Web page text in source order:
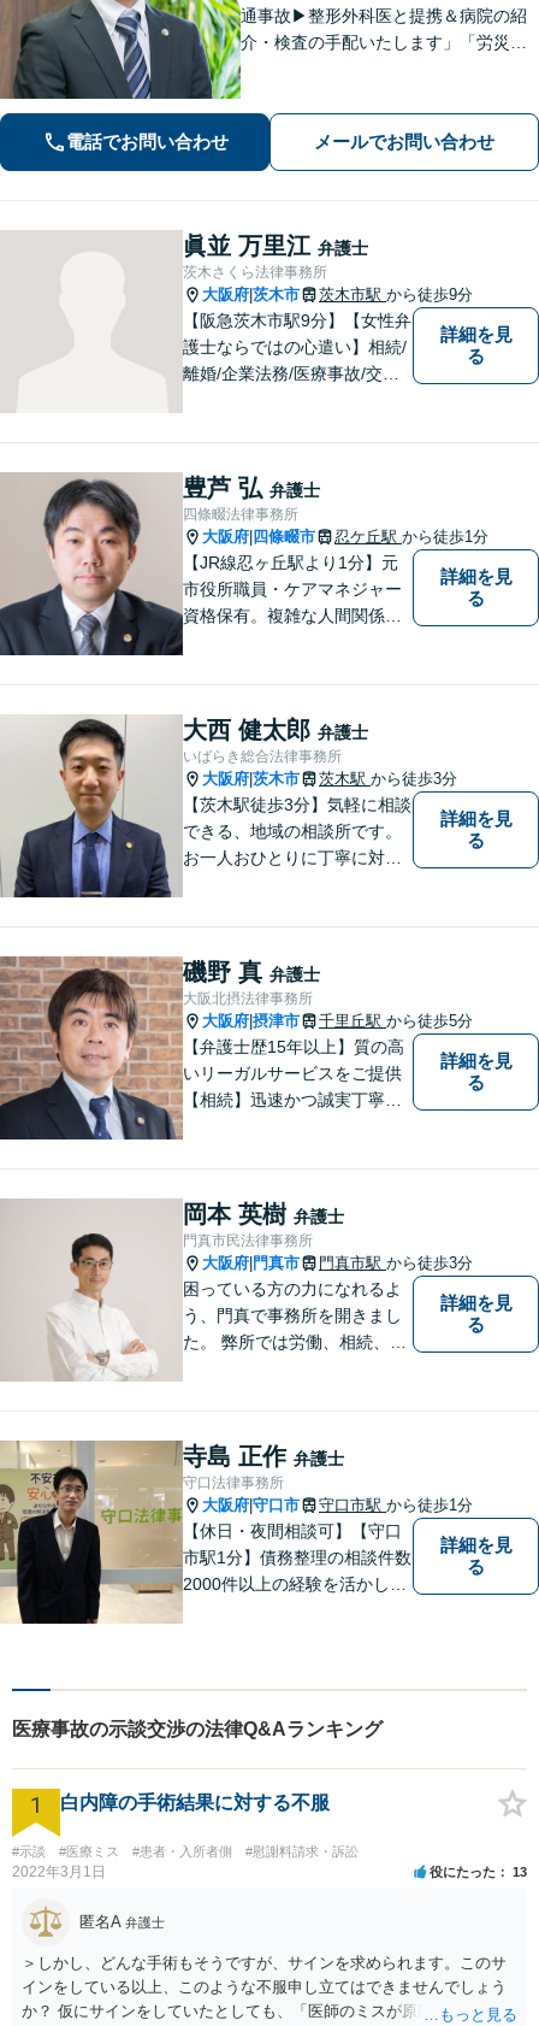
通事故▶︎整形外科医と提携＆病院の紹
介・検査の手配いたします」「労災の
ます。法律問題だけではないトータル
サポートを目指します【セカンドオピ
ニオン可】
電話でお問い合わせ メールでお問い合わせ
眞並 万里江 弁護士
茨木さくら法律事務所
大阪府 茨木市 茨木市駅 から徒歩9分
【阪急茨木市駅9分】【女性弁
護士ならではの心遣い】相続/
離婚/企業法務/医療事故/交通
け、少しでもお気持ちが和ら
ぐよう心がけております。
詳細を見
る
豊芦 弘 弁護士
四條畷法律事務所
大阪府 四條畷市 忍ケ丘駅 から徒歩1分
【JR線忍ヶ丘駅より1分】元
市役所職員・ケアマネジャー
資格保有。複雑な人間関係が
詳細を見
る
大西 健太郎 弁護士
いばらき総合法律事務所
大阪府 茨木市 茨木駅 から徒歩3分
【茨木駅徒歩3分】気軽に相談
できる、地域の相談所です。
お一人おひとりに丁寧に対応
お困りごとがあれば、すぐに
ご相談を！
詳細を見
る
磯野 真 弁護士
大阪北摂法律事務所
大阪府 摂津市 千里丘駅 から徒歩5分
【弁護士歴15年以上】質の高
いリーガルサービスをご提供
【相続】迅速かつ誠実丁寧な
作成／企業間トラブル／問題
社員の対応など。顧問契約も
可【オンライン面談】【千里
丘駅5分】
詳細を見
る
岡本 英樹 弁護士
門真市民法律事務所
大阪府 門真市 門真市駅 から徒歩3分
困っている方の力になれるよ
う、門真で事務所を開きまし
た。 弊所では労働、相続、離
す。
詳細を見
る
寺島 正作 弁護士
守口法律事務所
大阪府 守口市 守口市駅 から徒歩1分
【休日・夜間相談可】【守口
市駅1分】債務整理の相談件数
2000件以上の経験を活かし、
頼者様が不安を抱かないよう
に、わかりやすく的確なアド
バイスを心がけております。
詳細を見
る
医療事故の示談交渉の法律Q&Aランキング
1 白内障の手術結果に対する不服
#示談 #医療ミス #患者・入所者側 #慰謝料請求・訴訟
2022年3月1日 役にたった 13
匿名A 弁護士
＞しかし、どんな手術もそうですが、サインを求められます。このサ
インをしている以上、このような不服申し立てはできませんでしょう
か？ 仮にサインをしていたとしても、「医師のミスが原因で老眼がひ